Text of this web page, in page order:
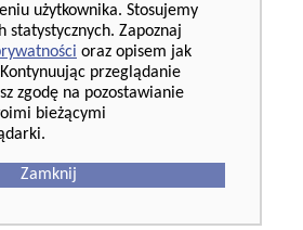
użytkownika. Stosujemy
statystycznych. Zapoznaj
oraz opisem jak
przeglądanie
zgodę na pozostawianie
bieżącymi
Zamknij